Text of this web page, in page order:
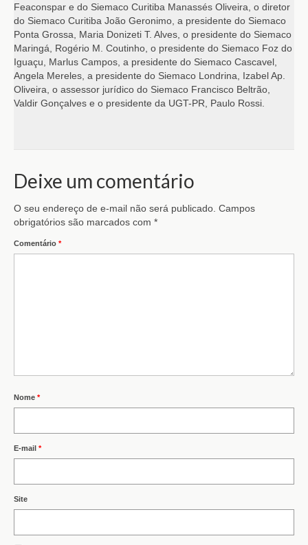
Feaconspar e do Siemaco Curitiba Manassés Oliveira, o diretor
do Siemaco Curitiba João Geronimo, a presidente do Siemaco
Ponta Grossa, Maria Donizeti T. Alves, o presidente do Siemaco
Maringá, Rogério M. Coutinho, o presidente do Siemaco Foz do
Iguaçu, Marlus Campos, a presidente do Siemaco Cascavel,
Angela Mereles, a presidente do Siemaco Londrina, Izabel Ap.
Oliveira, o assessor jurídico do Siemaco Francisco Beltrão,
Valdir Gonçalves e o presidente da UGT-PR, Paulo Rossi.
Deixe um comentário
O seu endereço de e-mail não será publicado. Campos
obrigatórios são marcados com *
Comentário *
Nome *
E-mail *
Site